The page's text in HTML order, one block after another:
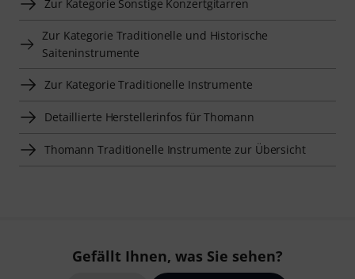
Zur Kategorie Sonstige Konzertgitarren
Zur Kategorie Traditionelle und Historische
Saiteninstrumente
Zur Kategorie Traditionelle Instrumente
Detaillierte Herstellerinfos für Thomann
Thomann Traditionelle Instrumente zur Übersicht
Gefällt Ihnen, was Sie sehen?